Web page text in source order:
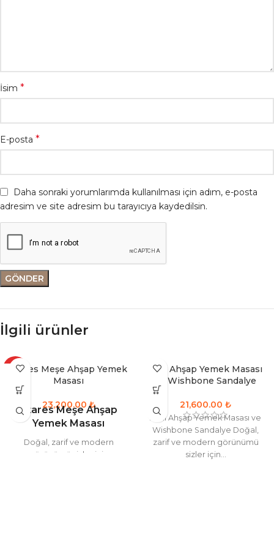
İsim *
E-posta *
Daha sonraki yorumlarımda kullanılması için adım, e-posta
adresim ve site adresim bu tarayıcıya kaydedilsin.
İlgili ürünler
HOT
Atares Meşe Ahşap Yemek
Masası
₺
Atares Meşe Ahşap
Yemek Masası
Doğal, zarif ve modern
görünümü sizler için
Avai Ahşap Yemek Masası
ve Wishbone Sandalye
₺
Avai Ahşap Yemek Masası ve
Wishbone Sandalye Doğal,
zarif ve modern görünümü
sizler için...